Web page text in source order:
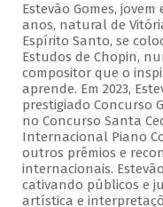
Estevão Gomes,
anos, natural de
Espírito Santo, se
Estudos de Chopin,
compositor que o
aprende. Em 2023,
prestigiado Concurso
no Concurso Santa
Internacional Piano
outros prêmios e
internacionais.
cativando públicos e
artística e